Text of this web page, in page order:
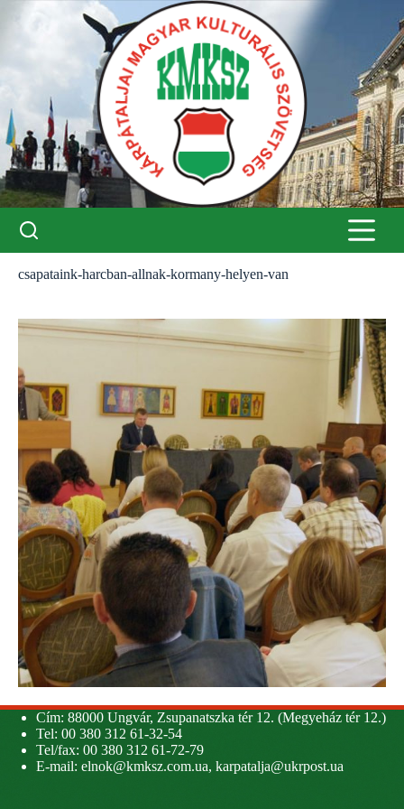
csapataink-harcban-allnak-kormany-helyen-van
Cím: 88000 Ungvár, Zsupanatszka tér 12. (Megyeház tér 12.)
Tel: 00 380 312 61-32-54
Tel/fax: 00 380 312 61-72-79
E-mail: elnok@kmksz.com.ua, karpatalja@ukrpost.ua